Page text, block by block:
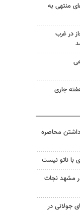
منتهی به
در غرب
جاری
محاصره
با ناتو نیست
مشهد نجات
جولانی در